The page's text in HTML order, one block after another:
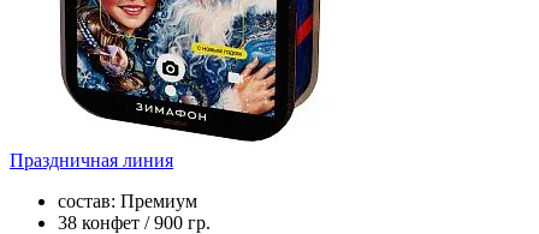
Праздничная линия
состав: Премиум
38 конфет / 900 гр.